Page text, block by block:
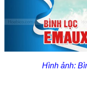
Hình ảnh: